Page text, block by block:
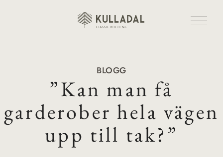
BLOGG
”Kan man få
garderober hela vägen
upp till tak?”